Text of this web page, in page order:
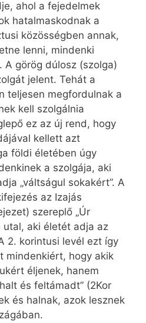
ahol a fejedelmek
hatalmaskodnak a
közösségben annak,
lenni, mindenki
A görög dúlosz (szolga)
jelent. Tehát a
teljesen megfordulnak a
kell szolgálnia
ez az új rend, hogy
kellett azt
földi életében úgy
a szolgája, aki
„váltságul sokakért”. A
az Izajás
szereplő „Úr
utal, aki életét adja az
2. korintusi levél ezt így
mindenkiért, hogy akik
éljenek, hanem
és feltámadt” (2Kor
és halnak, azok lesznek